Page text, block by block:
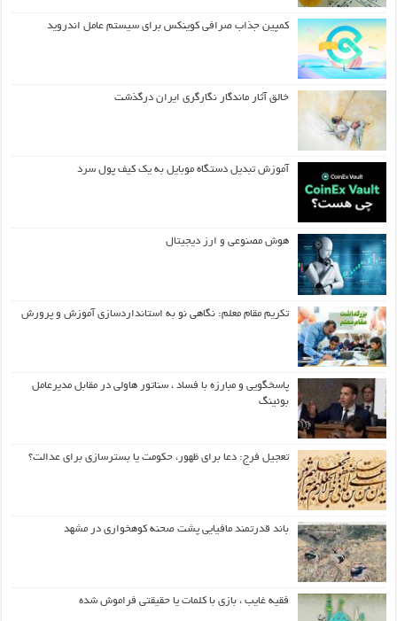
کمپین جذاب صرافی کوینکس برای سیستم عامل اندروید
خالق آثار ماندگار نگارگری ایران درگذشت
آموزش تبدیل دستگاه موبایل به یک کیف‌ پول سرد
هوش مصنوعی و ارز دیجیتال
تکریم مقام معلم: نگاهی نو به استانداردسازی آموزش و پرورش
پاسخگویی و مبارزه با فساد ، سناتور هاولی در مقابل مدیرعامل
بوئینگ
تعجیل فرج: دعا برای ظهور، حکومت یا بسترسازی برای عدالت؟
باند قدرتمند مافیایی پشت صحنه کوهخواری در مشهد
فقیه غایب ، بازی با کلمات یا حقیقتی فراموش شده